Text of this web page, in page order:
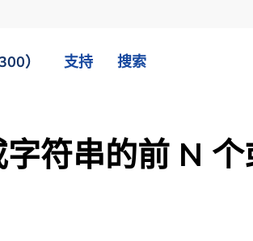
） 支持 搜索
符串的前 N 个